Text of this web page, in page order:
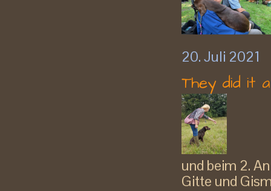
20. Juli 2021
They did it
und beim 2.
Gitte und